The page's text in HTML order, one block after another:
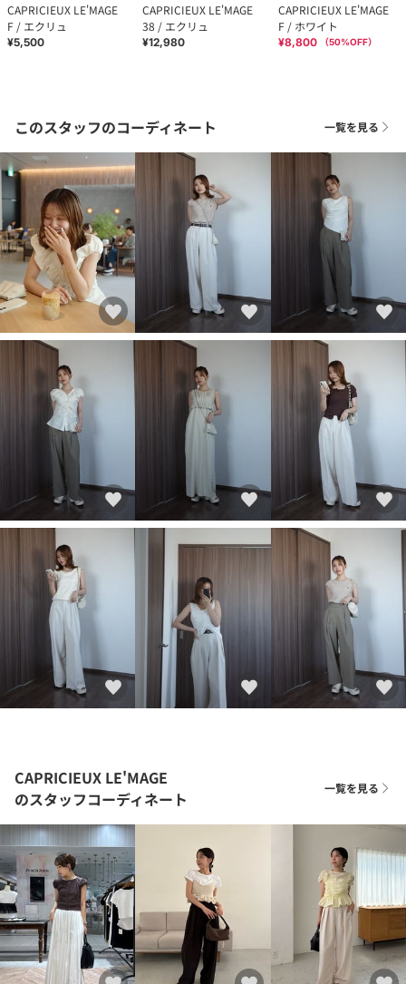
CAPRICIEUX LE'MAGE
F / エクリュ
¥5,500
CAPRICIEUX LE'MAGE
38 / エクリュ
¥12,980
CAPRICIEUX LE'MAGE
F / ホワイト
¥8,800 （50%OFF）
このスタッフのコーディネート 一覧を見る
CAPRICIEUX LE'MAGE
のスタッフコーディネート
一覧を見る